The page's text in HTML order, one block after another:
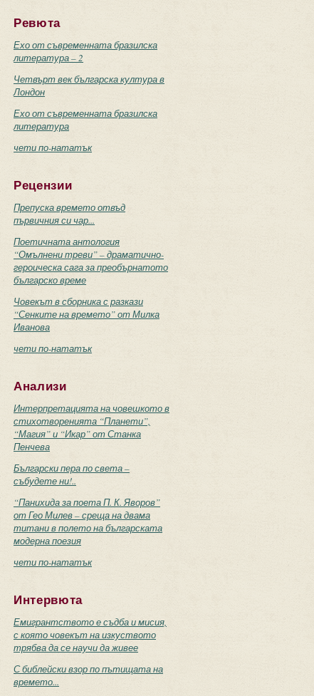
Ревюта
Ехо от съвременната бразилска
литература – 2
Четвърт век българска култура в
Лондон
Ехо от съвременната бразилска
литература
чети по-нататък
Рецензии
Препуска времето отвъд
първичния си чар...
Поетичната антология
“Омълнени треви” – драматично-
героическа сага за преобърнатото
българско време
Човекът в сборника с разкази
“Сенките на времето” от Милка
Иванова
чети по-нататък
Анализи
Интерпретацията на човешкото в
стихотворенията “Планети”,
“Магия” и “Икар” от Станка
Пенчева
Български пера по света –
събудете ни!..
“Панихида за поета П. К. Яворов”
от Гео Милев – среща на двама
титани в полето на българската
модерна поезия
чети по-нататък
Интервюта
Емигрантството е съдба и мисия,
с която човекът на изкуството
трябва да се научи да живее
С библейски взор по пътищата на
времето...